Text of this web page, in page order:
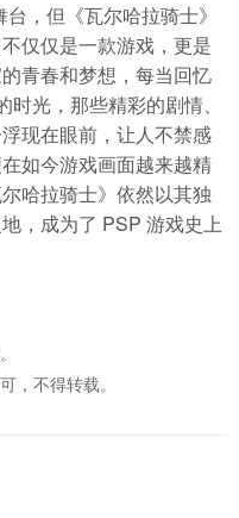
，但《瓦尔哈拉骑士》
仅仅是一款游戏，更是
青春和梦想，每当回忆
光，那些精彩的剧情、
现在眼前，让人不禁感
如今游戏画面越来越精
哈拉骑士》依然以其独
，成为了 PSP 游戏史上
，不得转载。